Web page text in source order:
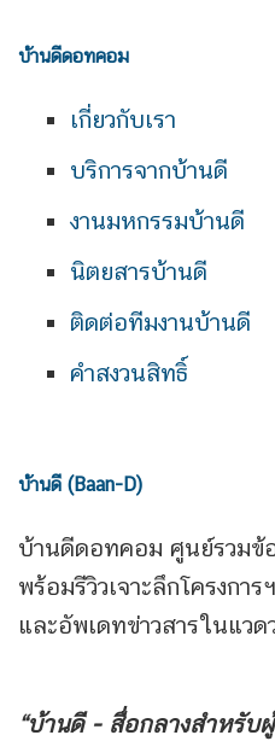
บ้านดีดอทคอม
เกี่ยวกับเรา
บริการจากบ้านดี
งานมหกรรมบ้านดี
นิตยสารบ้านดี
ติดต่อทีมงานบ้านดี
คำสงวนสิทธิ์
บ้านดี (Baan-D)
บ้านดีดอทคอม ศูนย์รวมข้
พร้อมรีวิวเจาะลึกโครงกา
และอัพเดทข่าวสารในแวด
“บ้านดี - สื่อกลางสำหรับ